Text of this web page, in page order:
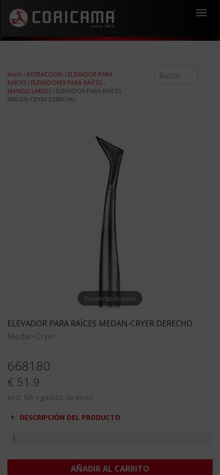
Inicio / EXTRACCIÓN / ELEVADOR PARA
RAÍCES/ ELEVADORES PARA RAÍCES -
MANGO LARGO / ELEVADOR PARA RAÍCES
MEDAN-CRYER DERECHO
Double tap to zoom
ELEVADOR PARA RAÍCES MEDAN-CRYER DERECHO
Medan-Cryer
668180
€ 51.9
excl. IVA y gastos de envío
DESCRIPCIÓN DEL PRODUCTO
AÑADIR AL CARRITO